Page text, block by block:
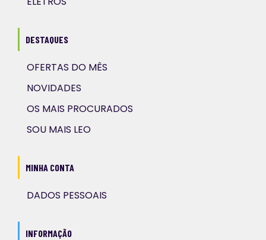
DESTAQUES
OFERTAS DO MÊS
NOVIDADES
OS MAIS PROCURADOS
SOU MAIS LEO
MINHA CONTA
DADOS PESSOAIS
INFORMAÇÃO